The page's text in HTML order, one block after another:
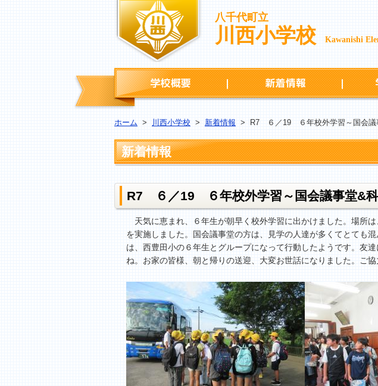
八千代町立
川西小学校 Kawanishi
学校概要 新着情
ホーム > 川西小学校 > 新着情報 > R7 ６／19 ６年校外学習～国会議
新着情報
R7 ６／19 ６年校外学習～国会議事堂&科
天気に恵まれ、６年生が朝早く校外学習に出かけました。場所
を実施しました。国会議事堂の方は、見学の人達が多くてとても
は、西豊田小の６年生とグループになって行動したようです。友
ね。お家の皆様、朝と帰りの送迎、大変お世話になりました。ご協